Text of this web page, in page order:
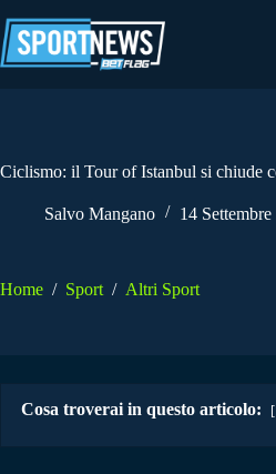
al
contenuto
Ciclismo: il Tour of Istanbul si chiude
Salvo Mangano 14
Home / Sport / Altri Sport
Cosa troverai in questo articolo: